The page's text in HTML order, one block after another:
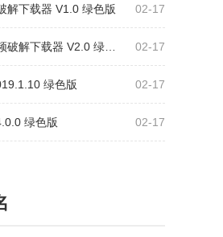
02-17
解下载器 V1.0 绿色版
02-17
02-17
绿色版
02-17
绿色版